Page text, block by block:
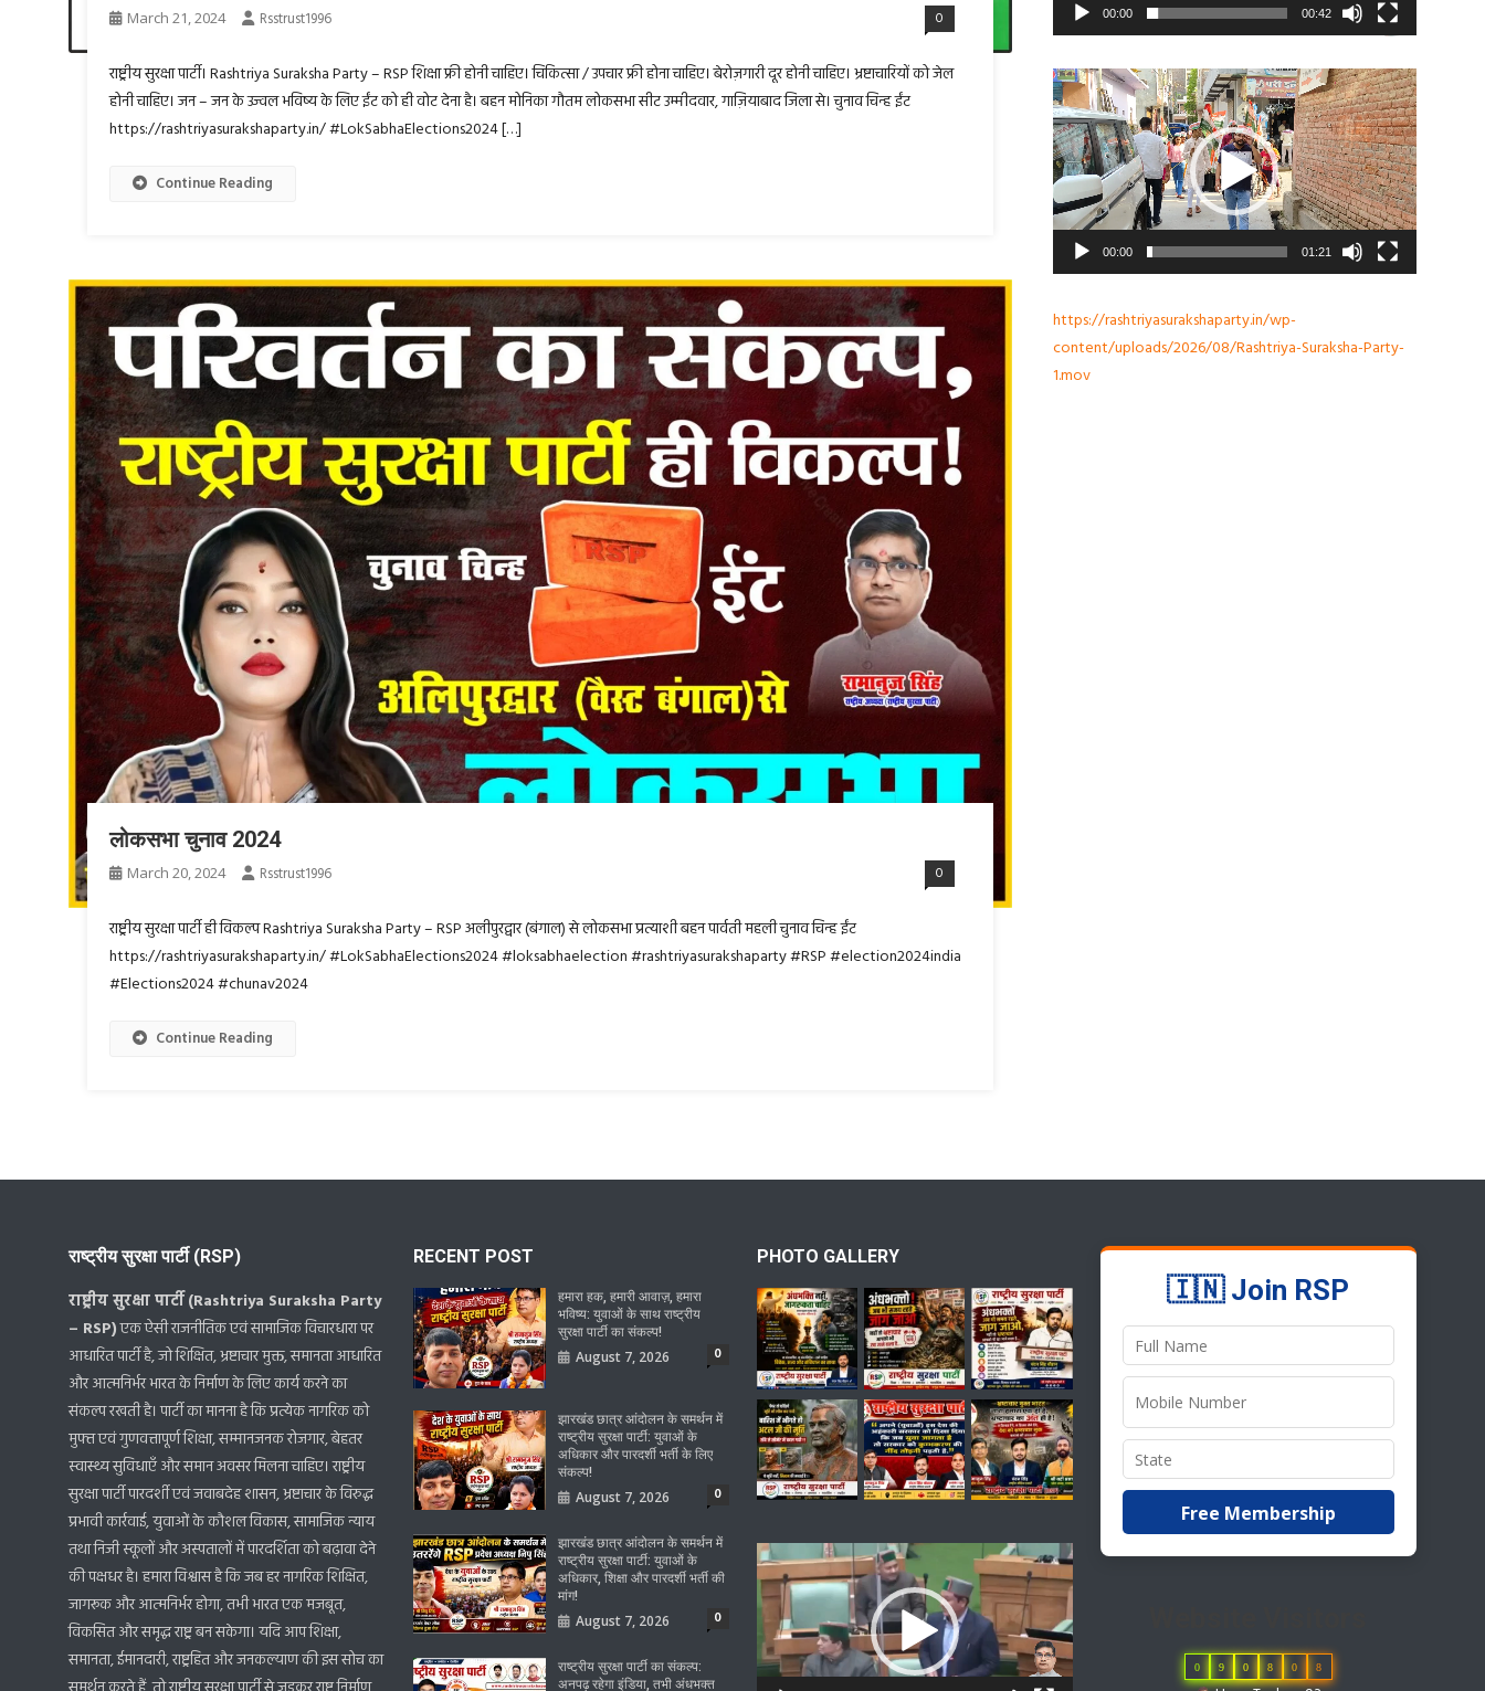
March 21, 2024 Rsstrust1996 0
राष्ट्रीय सुरक्षा पार्टी। Rashtriya Suraksha Party – RSP शिक्षा फ्री होनी चाहिए। चिकित्सा / उपचार फ्री होना चाहिए। बेरोज़गारी दूर होनी चाहिए। भ्रष्टाचारियों को जेल
होनी चाहिए। जन – जन के उज्वल भविष्य के लिए ईंट को ही वोट देना है। बहन मोनिका गौतम लोकसभा सीट उम्मीदवार, गाज़ियाबाद जिला से। चुनाव चिन्ह ईंट
https://rashtriyasurakshaparty.in/ #LokSabhaElections2024 […]
Continue Reading
लोकसभा चुनाव 2024
March 20, 2024 Rsstrust1996 0
राष्ट्रीय सुरक्षा पार्टी ही विकल्प Rashtriya Suraksha Party – RSP अलीपुरद्वार (बंगाल) से लोकसभा प्रत्याशी बहन पार्वती महली चुनाव चिन्ह ईंट
https://rashtriyasurakshaparty.in/ #LokSabhaElections2024 #loksabhaelection #rashtriyasurakshaparty #RSP #election2024india
#Elections2024 #chunav2024
Continue Reading
00:00 00:42
Video
Player
00:00 01:21
https://rashtriyasurakshaparty.in/wp-
content/uploads/2026/08/Rashtriya-Suraksha-Party-
1.mov
राष्ट्रीय सुरक्षा पार्टी (RSP)
राष्ट्रीय सुरक्षा पार्टी (Rashtriya Suraksha Party
– RSP)एक ऐसी राजनीतिक एवं सामाजिक विचारधारा पर
आधारित पार्टी है, जो शिक्षित, भ्रष्टाचार मुक्त, समानता आधारित
और आत्मनिर्भर भारत के निर्माण के लिए कार्य करने का
संकल्प रखती है। पार्टी का मानना है कि प्रत्येक नागरिक को
मुफ्त एवं गुणवत्तापूर्ण शिक्षा, सम्मानजनक रोजगार, बेहतर
स्वास्थ्य सुविधाएँ और समान अवसर मिलना चाहिए। राष्ट्रीय
सुरक्षा पार्टी पारदर्शी एवं जवाबदेह शासन, भ्रष्टाचार के विरुद्ध
प्रभावी कार्रवाई, युवाओं के कौशल विकास, सामाजिक न्याय
तथा निजी स्कूलों और अस्पतालों में पारदर्शिता को बढ़ावा देने
की पक्षधर है। हमारा विश्वास है कि जब हर नागरिक शिक्षित,
जागरूक और आत्मनिर्भर होगा, तभी भारत एक मजबूत,
विकसित और समृद्ध राष्ट्र बन सकेगा। यदि आप शिक्षा,
समानता, ईमानदारी, राष्ट्रहित और जनकल्याण की इस सोच का
RECENT POST
हमारा हक, हमारी आवाज़, हमारा
भविष्य: युवाओं के साथ राष्ट्रीय
सुरक्षा पार्टी का संकल्प!
August 7, 2026 0
झारखंड छात्र आंदोलन के समर्थन में
राष्ट्रीय सुरक्षा पार्टी: युवाओं के
अधिकार और पारदर्शी भर्ती के लिए
संकल्प!
August 7, 2026 0
झारखंड छात्र आंदोलन के समर्थन में
राष्ट्रीय सुरक्षा पार्टी: युवाओं के
अधिकार, शिक्षा और पारदर्शी भर्ती की
मांग!
August 7, 2026 0
राष्ट्रीय सुरक्षा पार्टी का संकल्प:
अनपढ़ रहेगा इंडिया, तभी अंधभक्त
PHOTO GALLERY
Video
Player
🇮🇳 Join RSP
Free Membership
0 9 0 8 0 8